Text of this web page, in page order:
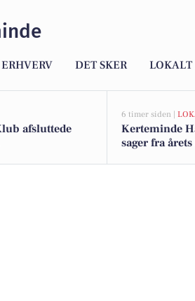
ERHVERV DET SKER LOKALT
afsluttede
6 timer siden |
Kerteminde
sager fra